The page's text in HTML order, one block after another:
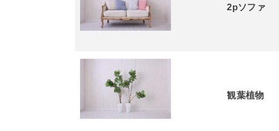
2pソファ
観葉植物